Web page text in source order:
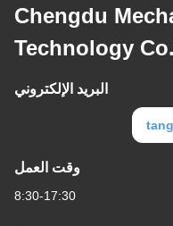
Chengdu
Technology
البريد الإلكتروني
وقت العمل
8:30-17:30